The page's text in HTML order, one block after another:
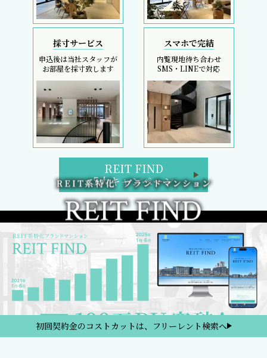
採寸サービス
申込後は当社スタッフが
お部屋を採寸致します
スマホで完結
内覧現地待ち合わせ
SMS・LINEで対応
REIT FIND
5大キャンペーン
初回契約金のコストカットは、フリーレント検索へ